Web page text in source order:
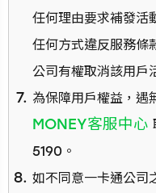
任何理由要求補發活
任何方式違反服務條
公司有權取消該用戶
為保障用戶權益，遇
MONEY客服中心
5190。
如不同意一卡通公司